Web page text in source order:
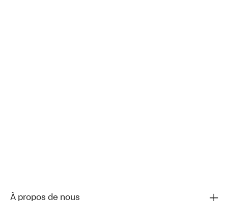
À propos de nous